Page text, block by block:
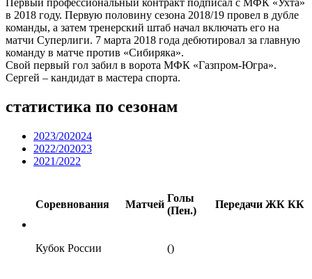
в 2018 году. Первую половину сезона 2018/19 провел в дубле
команды, а затем тренерский штаб начал включать его на
матчи Суперлиги. 7 марта 2018 года дебютировал за главную
команду в матче против «Сибиряка».
Свой первый гол забил в ворота МФК «Газпром-Югра».
Сергей – кандидат в мастера спорта.
статистика по сезонам
2023/202024
2022/202023
2021/2022
Соревнования Матчей
Голы
(Пен.)
Передачи ЖК КК
Кубок России ()